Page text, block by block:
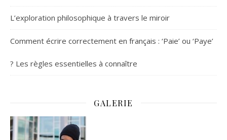
L’exploration philosophique à travers le miroir
Comment écrire correctement en français : ‘Paie’ ou ‘Paye’
? Les règles essentielles à connaître
GALERIE